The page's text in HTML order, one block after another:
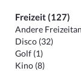
Freizeit (127)
Andere
Disco (32)
Golf (1)
Kino (8)